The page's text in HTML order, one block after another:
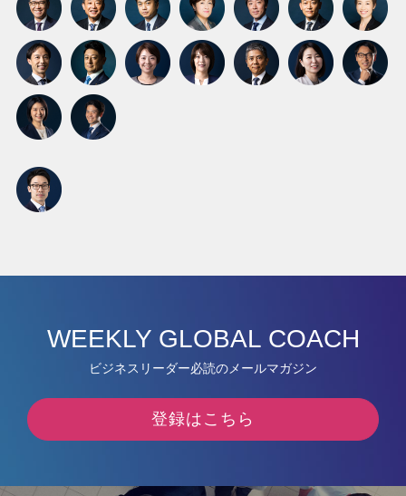
WEEKLY GLOBAL COACH
ビジネスリーダー必読のメールマガジン
登録はこちら